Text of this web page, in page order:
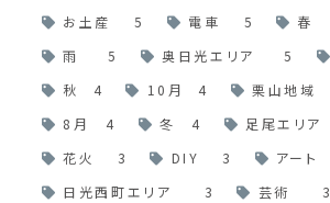
お土産
5 電車 5 春
雨
5 奥日光エリア 5
秋
4 10月 4 栗山地域
8月
4 冬 4 足尾エリア
花火
3 DIY 3 アート
日光西町エリア
3 芸術 3